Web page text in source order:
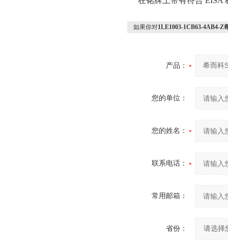
如果你对1LE1003-1CB63-4AB4-
产品：
您的单位：
您的姓名：
联系电话：
常用邮箱：
省份：